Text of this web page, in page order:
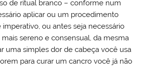
de ritual branco – conforme num
aplicar ou um procedimento
ou antes seja necessário
sereno e consensual, da mesma
uma simples dor de cabeça você usa
para curar um cancro você já não